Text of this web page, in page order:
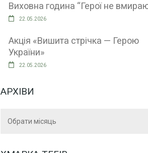
Виховна година “Герої не
22.05.2026
Акція «Вишита стрічка — Герою
України»
22.05.2026
АРХІВИ